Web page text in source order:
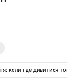
коли і де дивитися